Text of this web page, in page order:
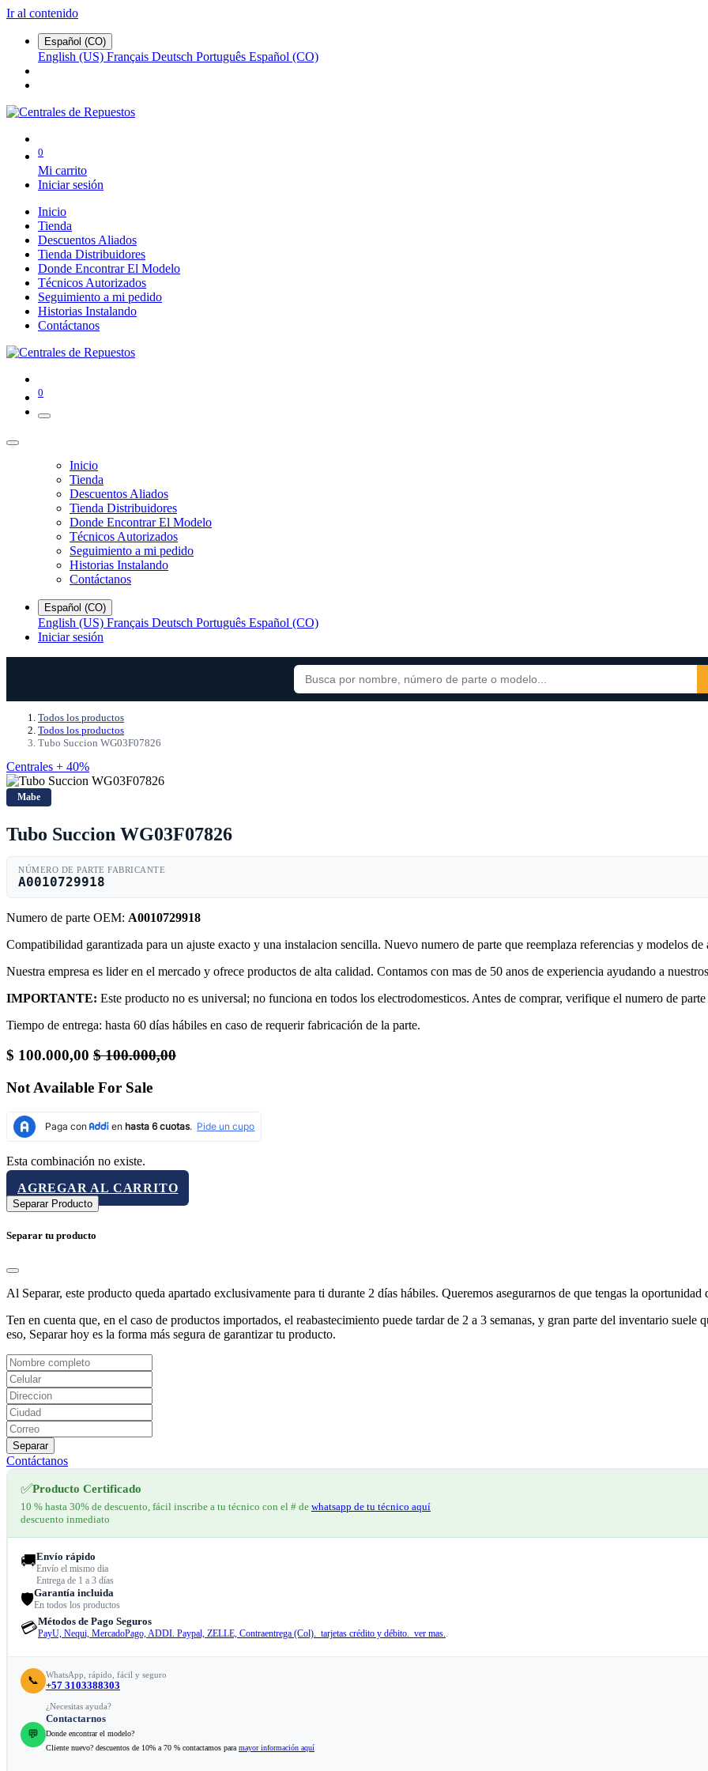
Ir al contenido
Español (CO)
English (US) Français Deutsch Português Español (CO)
0
Mi carrito
Iniciar sesión
Inicio
Tienda
Descuentos Aliados
Tienda Distribuidores
Donde Encontrar El Modelo
Técnicos Autorizados
Seguimiento a mi pedido
Historias Instalando
Contáctanos
0
Inicio
Tienda
Descuentos Aliados
Tienda Distribuidores
Donde Encontrar El Modelo
Técnicos Autorizados
Seguimiento a mi pedido
Historias Instalando
Contáctanos
Español (CO)
English (US) Français Deutsch Português Español (CO)
Iniciar sesión
Todos los productos
Todos los productos
Tubo Succion WG03F07826
Centrales + 40%
Mabe
Tubo Succion WG03F07826
NÚMERO DE PARTE FABRICANTE
A0010729918
Numero de parte OEM: A0010729918
Compatibilidad garantizada para un ajuste exacto y una instalacion sencilla. Nuevo numero de parte que reemplaza referencias y modelos de
Nuestra empresa es lider en el mercado y ofrece productos de alta calidad. Contamos con mas de 50 anos de experiencia ayudando a
IMPORTANTE: Este producto no es universal; no funciona en todos los electrodomesticos. Antes de comprar, verifique el numero de
Tiempo de entrega: hasta 60 días hábiles en caso de requerir fabricación de la parte.
$ 100.000,00 $100.000,00
Not Available For Sale
Esta combinación no existe.
AGREGAR AL CARRITO
Separar Producto
Separar tu producto
Al Separar, este producto queda apartado exclusivamente para ti durante 2 días hábiles. Queremos asegurarnos de que tengas la oportunidad
Ten en cuenta que, en el caso de productos importados, el reabastecimiento puede tardar de 2 a 3 semanas, y gran parte del inventario
eso, Separar hoy es la forma más segura de garantizar tu producto.
Separar
Contáctanos
✅Producto Certificado
10 % hasta 30% de descuento, fácil inscribe a tu técnico con el # de whatsapp de tu técnico aquí
descuento inmediato
🚚Envío rápido
Envío el mismo dia
Entrega de 1 a 3 días
🛡️Garantía incluida
En todos los productos
💳Métodos de Pago Seguros
PayU, Nequi, MercadoPago, ADDI. Paypal, ZELLE, Contraentrega (Col). tarjetas crédito y débito. ver mas..
📞 WhatsApp, rápido, fácil y seguro
+57 3103388303
💬
¿Necesitas ayuda?
Contactarnos
Donde encontrar el modelo?
Cliente nuevo? descuentos de 10% a 70 % contactamos para mayor información aquí